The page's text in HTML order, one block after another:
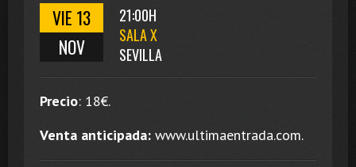
VIE 13
NOV
21:00H
SALA X
SEVILLA
Precio: 18€.
Venta anticipada: www.ultimaentrada.com.